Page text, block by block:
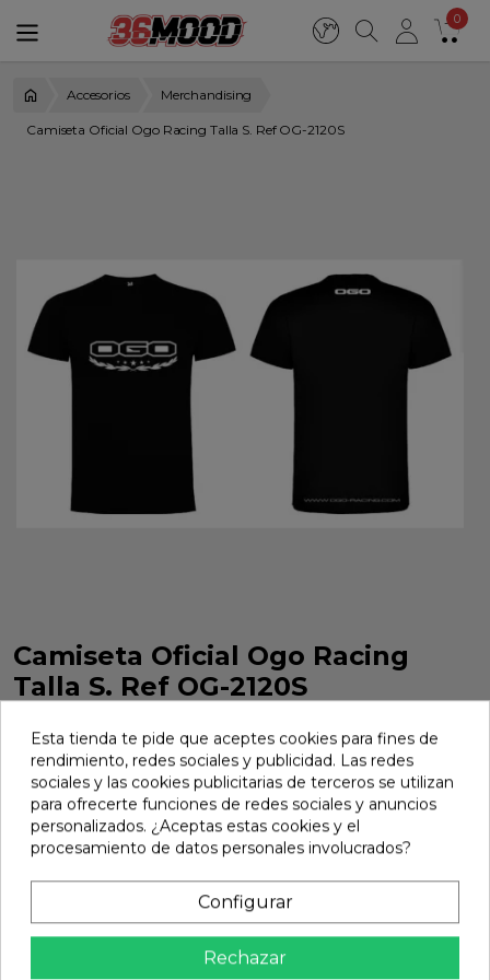
0
Accesorios Merchandising
Camiseta Oficial Ogo Racing Talla S. Ref OG-2120S
Camiseta Oficial Ogo Racing
Talla S. Ref OG-2120S
Marca: Ogo Racing Ref: OG-2120S
18,05 €
Esta tienda te pide que aceptes cookies para fines de
rendimiento, redes sociales y publicidad. Las redes
sociales y las cookies publicitarias de terceros se utilizan
para ofrecerte funciones de redes sociales y anuncios
personalizados. ¿Aceptas estas cookies y el
procesamiento de datos personales involucrados?
Configurar
Rechazar